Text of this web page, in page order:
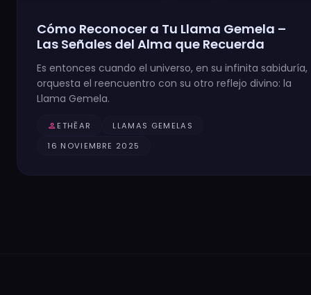
Cómo Reconocer a Tu Llama Gemela –
Las Señales del Alma que Recuerda
Es entonces cuando el universo, en su infinita sabiduría,
orquesta el reencuentro con su otro reflejo divino: la
Llama Gemela.
personETHĒAR
LLAMAS GEMELAS
16 NOVIEMBRE 2025